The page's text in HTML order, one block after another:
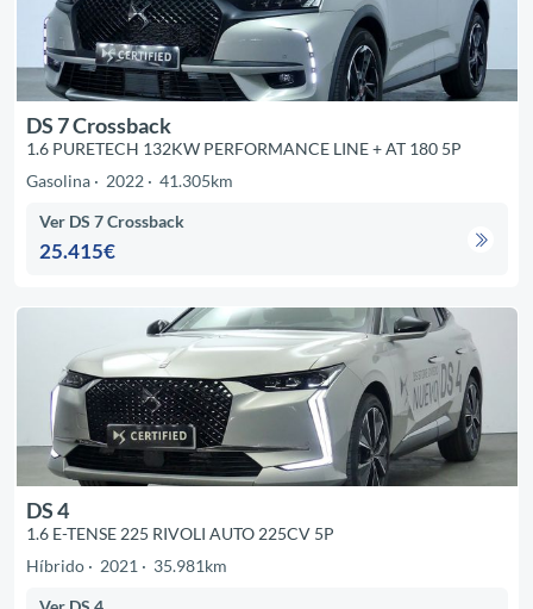
DS 7 Crossback
1.6 PURETECH 132KW PERFORMANCE LINE + AT 180 5P
Gasolina
2022 41.305km
Ver DS 7 Crossback
25.415€
DS 4
1.6 E-TENSE 225 RIVOLI AUTO 225CV 5P
Híbrido
2021 35.981km